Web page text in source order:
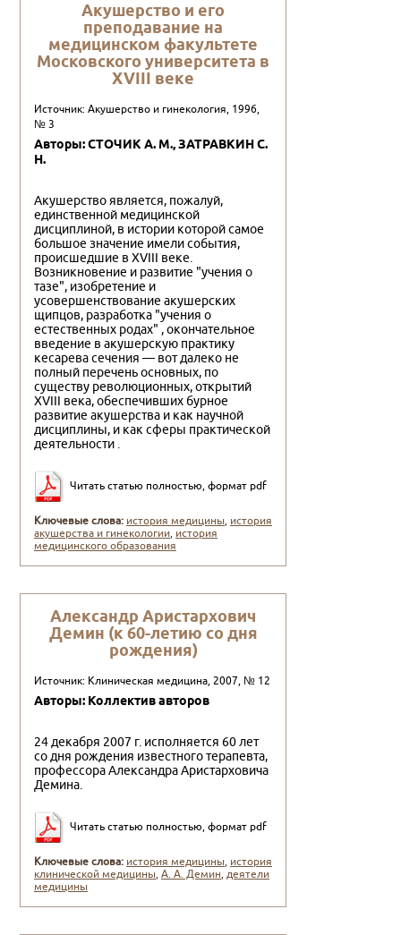
Акушерство и его
преподавание на
медицинском факультете
Московского университета в
XVIII веке
Источник: Акушерство и гинекология, 1996,
№ 3
Авторы: СТОЧИК А. М., ЗАТРАВКИН С.
Н.
Акушерство является, пожалуй,
единственной медицинской
дисциплиной, в истории которой самое
большое значение имели события,
происшедшие в XVIII веке.
Возникновение и развитие "учения о
тазе", изобретение и
усовершенствование акушерских
щипцов, разработка "учения о
естественных родах" , окончательное
введение в акушерскую практику
кесарева сечения — вот далеко не
полный перечень основных, по
существу революционных, открытий
XVIII века, обеспечивших бурное
развитие акушерства и как научной
дисциплины, и как сферы практической
деятельности .
Читать статью полностью, формат pdf
Ключевые слова: история медицины, история
акушерства и гинекологии, история
медицинского образования
Александр Аристархович
Демин (к 60-летию со дня
рождения)
Источник: Клиническая медицина, 2007, № 12
Авторы: Коллектив авторов
24 декабря 2007 г. исполняется 60 лет
со дня рождения известного терапевта,
профессора Александра Аристарховича
Де­мина.
Читать статью полностью, формат pdf
Ключевые слова: история медицины, история
клинической медицины,А. А. Демин,деятели
медицины